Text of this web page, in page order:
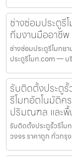
ช่างซ่อมประตูรี
ทีมงานมืออาชีพ
ช่างซ่อมประตูรีโมทย
ประตูรีโมท.com —
รับติดตั้งประตู
รีโมทอัตโนมัติค
ปริมณฑล และพื้
รับติดตั้งประตูรั้วรีโ
วงจร ราคาถูก ทั่วกรุ